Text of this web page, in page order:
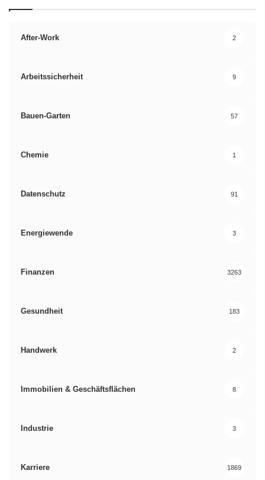
After-Work 2
Arbeitssicherheit 9
Bauen-Garten 57
Chemie 1
Datenschutz 91
Energiewende 3
Finanzen 3263
Gesundheit 183
Handwerk 2
Immobilien & Geschäftsflächen 8
Industrie 3
Karriere 1869